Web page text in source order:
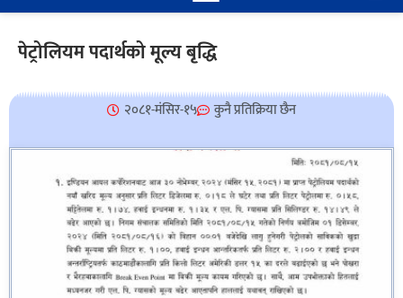
e
u
o
पेट्रोलियम पदार्थको मूल्य बृद्धि
२०८१-मंसिर-१५ कुनै प्रतिक्रिया छैन